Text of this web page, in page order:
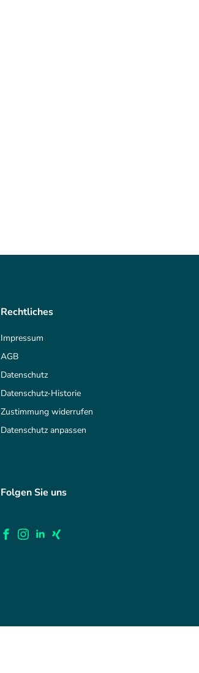
Rechtliches
Impressum
AGB
Datenschutz
Datenschutz-Historie
Zustimmung widerrufen
Datenschutz anpassen
Folgen Sie uns